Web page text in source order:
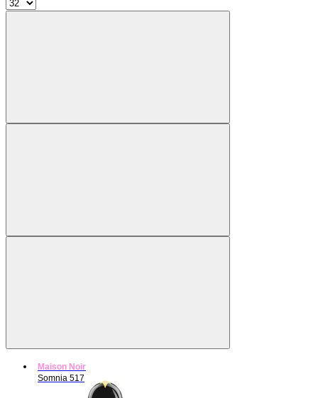
Maison Noir
Somnia 517